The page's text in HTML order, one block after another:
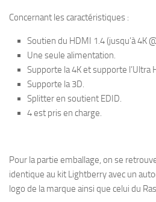
Concernant les caractéristiques :
Soutien du HDMI 1.4 (jusqu’à 4K
Une seule alimentation.
Supporte la 4K et supporte l’Ultra
Supporte la 3D.
Splitter en soutient EDID.
4 est pris en charge.
Pour la partie emballage, on se
identique au kit Lightberry avec un
logo de la marque ainsi que celui du